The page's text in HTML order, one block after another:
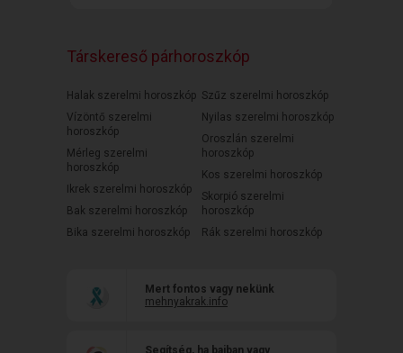
Társkereső párhoroszkóp
Halak szerelmi horoszkóp
Vízöntő szerelmi
horoszkóp
Mérleg szerelmi
horoszkóp
Ikrek szerelmi horoszkóp
Bak szerelmi horoszkóp
Bika szerelmi horoszkóp
Szűz szerelmi horoszkóp
Nyilas szerelmi horoszkóp
Oroszlán szerelmi
horoszkóp
Kos szerelmi horoszkóp
Skorpió szerelmi
horoszkóp
Rák szerelmi horoszkóp
Mert fontos vagy nekünk
mehnyakrak.info
Segítség, ha bajban vagy